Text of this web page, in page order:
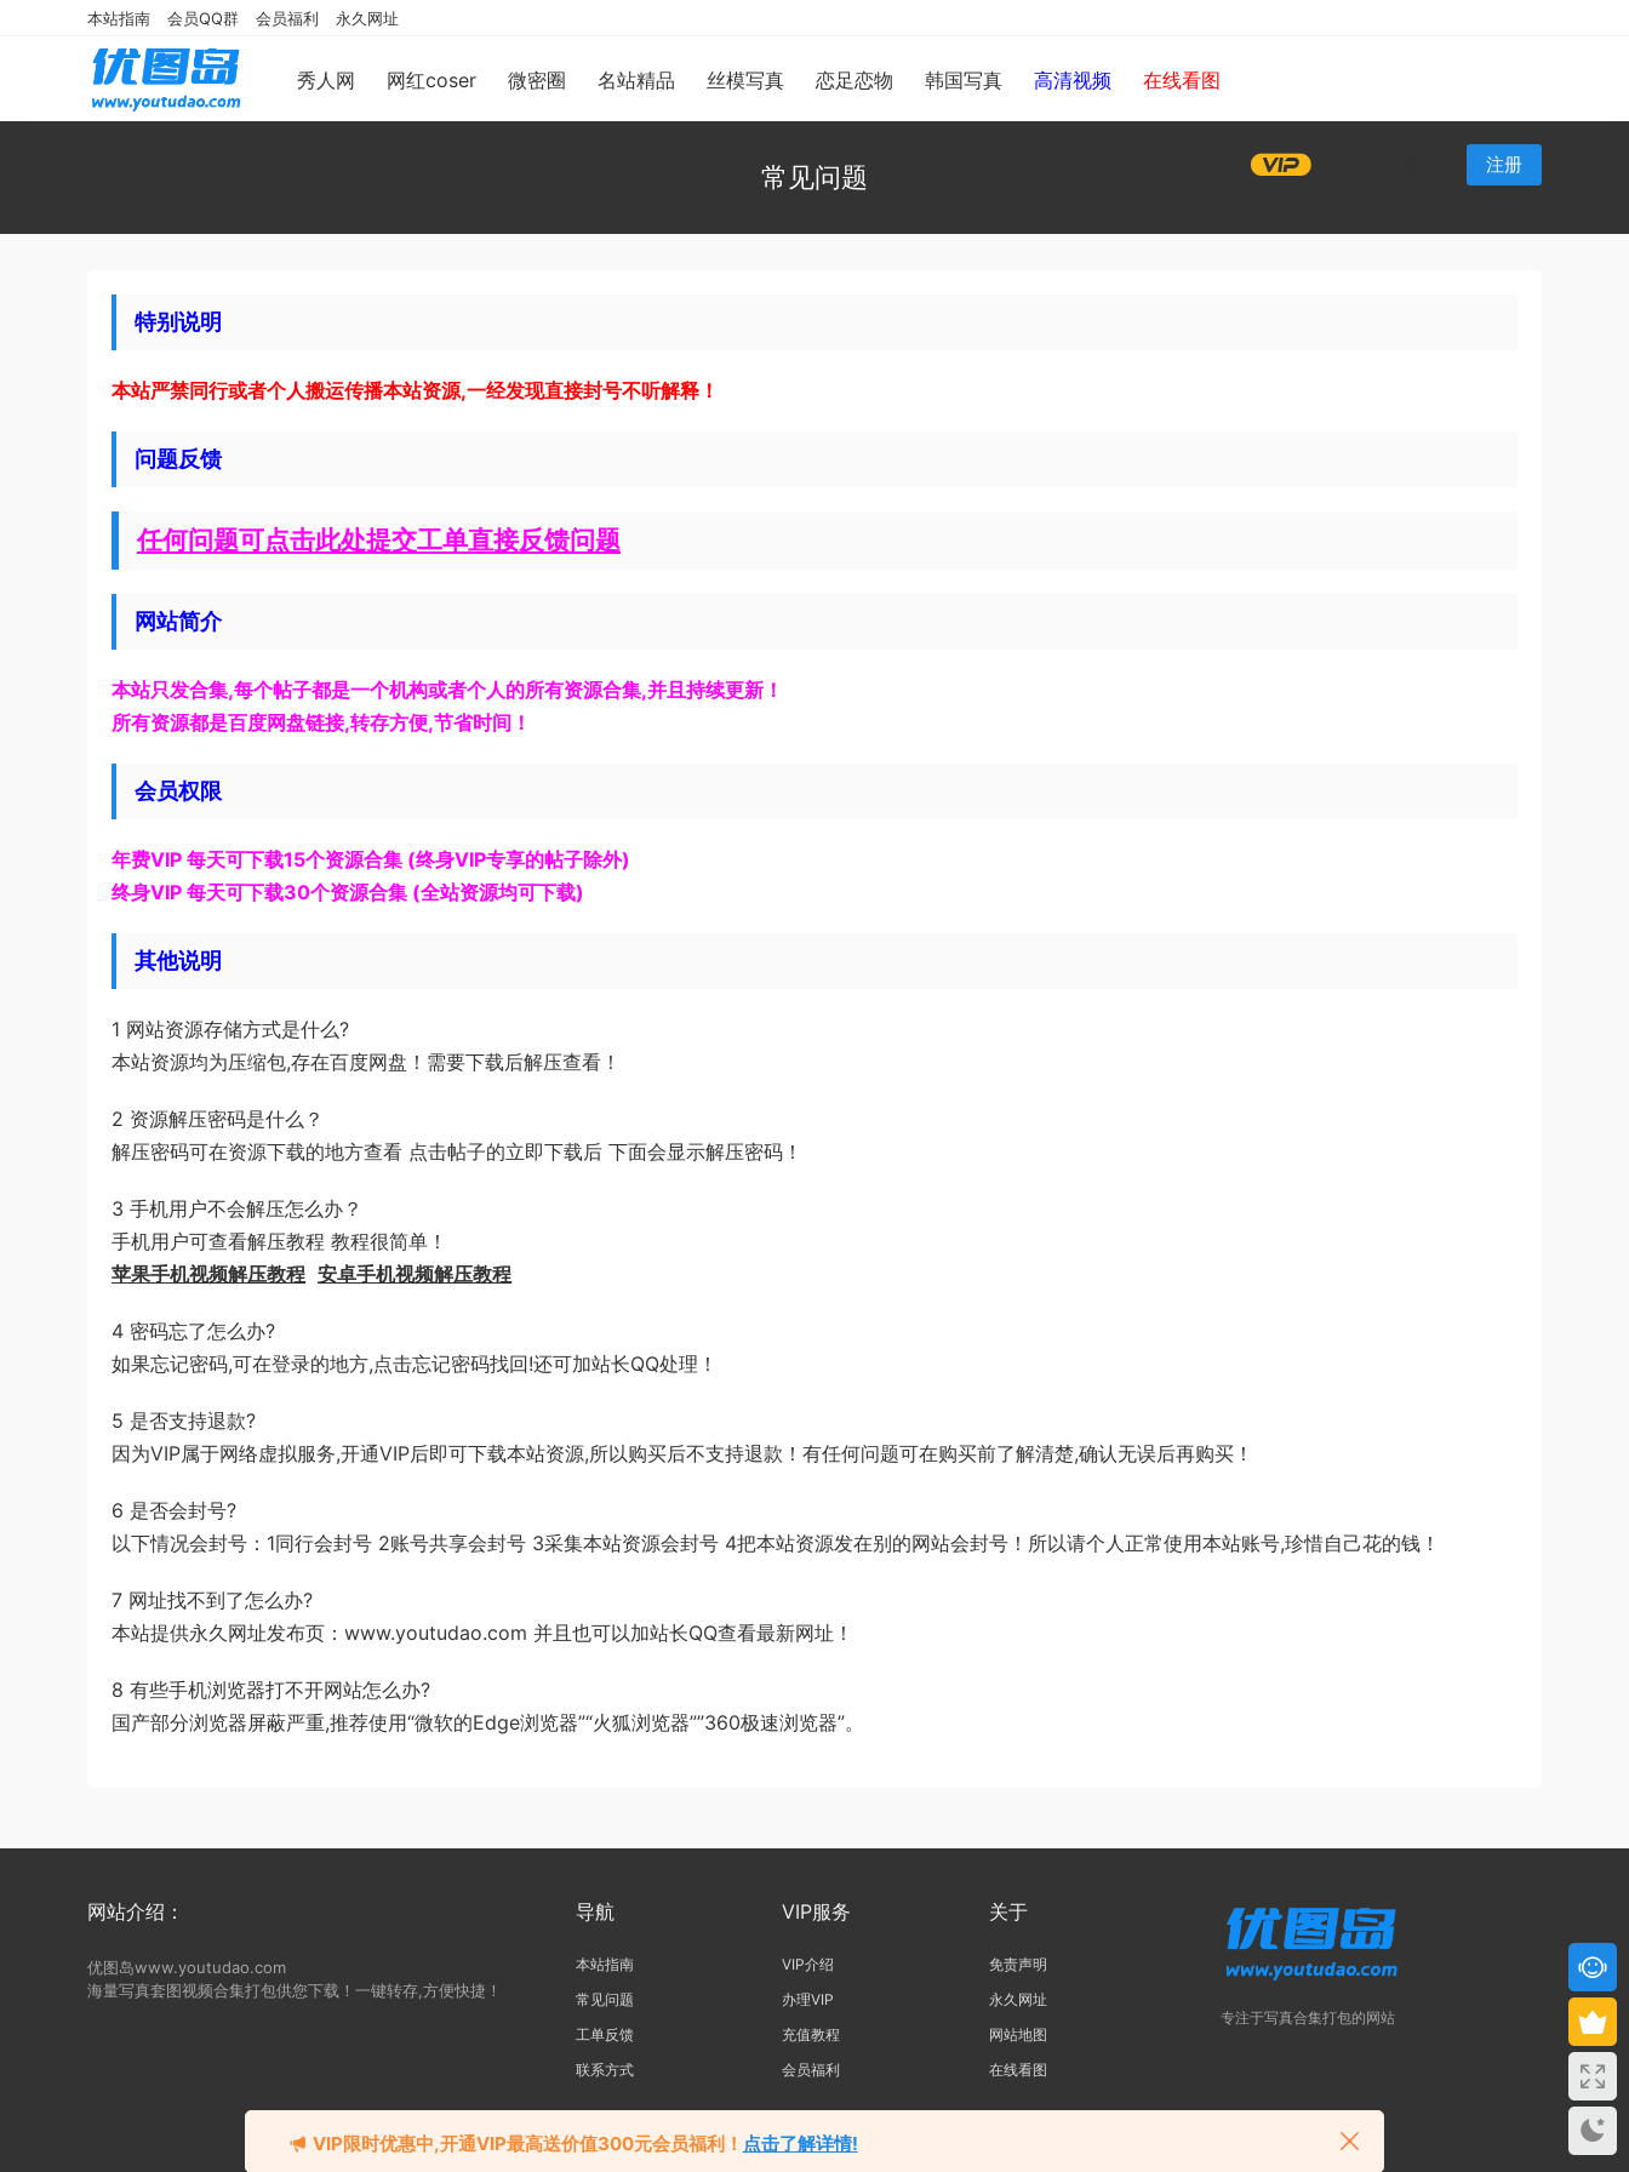
秀人网 网红coser 微密圈 名站精品 丝模写真 恋足恋物 韩国写真 高清视频 在线看图
注册
本站指南 会员QQ群 会员福利 永久网址
常见问题
特别说明
本站严禁同行或者个人搬运传播本站资源,一经发现直接封号不听解释！
问题反馈
任何问题可点击此处提交工单直接反馈问题
网站简介
本站只发合集,每个帖子都是一个机构或者个人的所有资源合集,并且持续更新！
所有资源都是百度网盘链接,转存方便,节省时间！
会员权限
年费VIP 每天可下载15个资源合集 (终身VIP专享的帖子除外)
终身VIP 每天可下载30个资源合集 (全站资源均可下载)
其他说明
1 网站资源存储方式是什么?
本站资源均为压缩包,存在百度网盘！需要下载后解压查看！
2 资源解压密码是什么？
解压密码可在资源下载的地方查看 点击帖子的立即下载后 下面会显示解压密码！
3 手机用户不会解压怎么办？
手机用户可查看解压教程 教程很简单！
苹果手机视频解压教程 安卓手机视频解压教程
4 密码忘了怎么办?
如果忘记密码,可在登录的地方,点击忘记密码找回!还可加站长QQ处理！
5 是否支持退款?
因为VIP属于网络虚拟服务,开通VIP后即可下载本站资源,所以购买后不支持退款！有任何问题可在购买前了解清楚,确认无误后再购买！
6 是否会封号?
以下情况会封号：1同行会封号 2账号共享会封号 3采集本站资源会封号 4把本站资源发在别的网站会封号！所以请个人正常使用本站账号,珍惜自己花的钱！
7 网址找不到了怎么办?
本站提供永久网址发布页：www.youtudao.com 并且也可以加站长QQ查看最新网址！
8 有些手机浏览器打不开网站怎么办?
国产部分浏览器屏蔽严重,推荐使用“微软的Edge浏览器”“火狐浏览器””360极速浏览器”。
网站介绍：
优图岛www.youtudao.com
海量写真套图视频合集打包供您下载！一键转存,方便快捷！
导航
本站指南
常见问题
工单反馈
联系方式
VIP服务
VIP介绍
办理VIP
充值教程
会员福利
关于
免责声明
永久网址
网站地图
在线看图
专注于写真合集打包的网站
©2018-2025优图岛youtudao.com版权所有站内资源均收集于网络，若侵犯了您的合法权益，请联系站长删除！
VIP限时优惠中,开通VIP最高送价值300元会员福利！ 点击了解详情!